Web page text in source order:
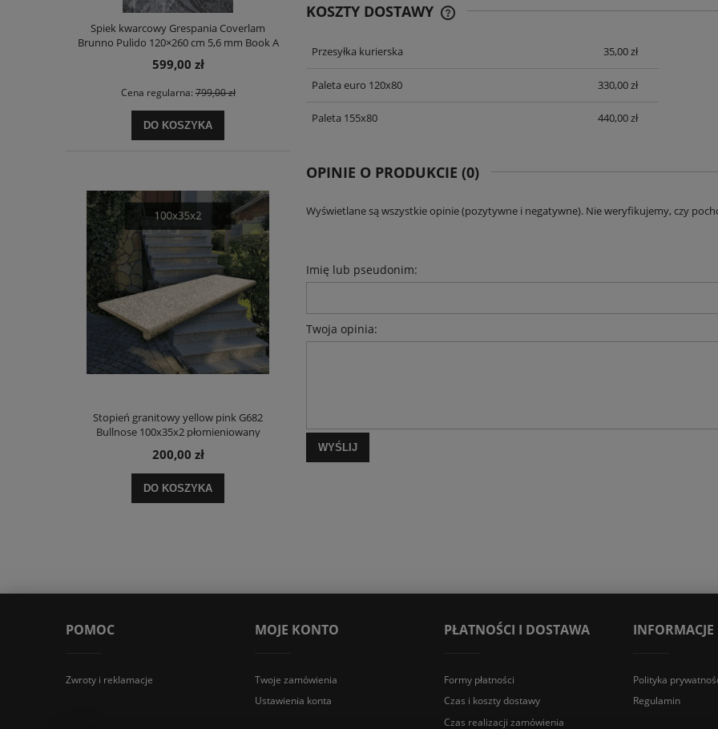
Spiek kwarcowy Grespania Coverlam
Brunno Pulido 120×260 cm 5,6 mm Book A
– efekt bookmatch
599,00 zł
Cena regularna:799,00 zł
DO KOSZYKA
Stopień granitowy yellow pink G682
Bullnose 100x35x2 płomieniowany
200,00 zł
DO KOSZYKA
KOSZTY DOSTAWY
CENA NIE ZAWIERA EWENTUALNYCH
Przesyłka kurierska 35,00 zł
Paleta euro 120x80 330,00 zł
Paleta 155x80 440,00 zł
OPINIE O PRODUKCIE (0)
Wyświetlane są wszystkie opinie (pozytywne i negatywne). Nie weryfikujemy, czy
Imię lub pseudonim:
Twoja opinia:
WYŚLIJ
POMOC
Zwroty i reklamacje
MOJE KONTO
Twoje zamówienia
Ustawienia konta
PŁATNOŚCI I DOSTAWA
Formy płatności
Czas i koszty dostawy
Czas realizacji zamówienia
INFORMACJE
Polityka
Regulamin